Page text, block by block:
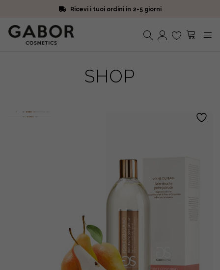
Ricevi i tuoi ordini in 2-5 giorni
Iscriviti alla Newsletter. 15% di sconto e spedizione gratuita
Ricevi i tuoi ordini in 2-5 giorni
SHOP